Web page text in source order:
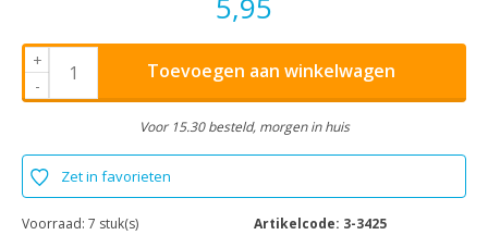
5,95
+
-
Toevoegen aan winkelwagen
Voor 15.30 besteld, morgen in huis
Zet in favorieten
Voorraad: 7 stuk(s) Artikelcode: 3-3425